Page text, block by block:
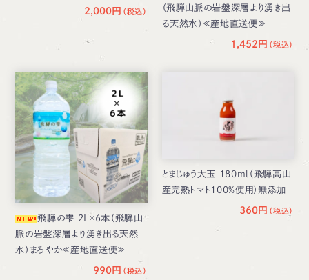
2,000円
（飛騨山脈の岩盤深層より湧き出
る天然水）≪産地直送便≫
1,452円
飛騨の雫 2L×6本（飛騨山
脈の岩盤深層より湧き出る天然
水）まろやか≪産地直送便≫
990円
とまじゅう大玉 180ml（飛騨高山
産完熟トマト100%使用）無添加
360円